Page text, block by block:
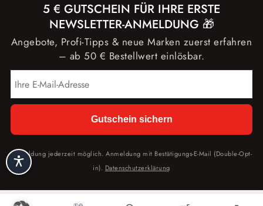
5 € GUTSCHEIN FÜR IHRE ERSTE
NEWSLETTER-ANMELDUNG 🎁
Angebote, Profi-Tipps & neue Marken zuerst erfahren
– ab 50 € Bestellwert einlösbar.
Gutschein sichern
Abmeldung jederzeit möglich. Anmeldung mit Bestätigungs-E-Mail (Double-Opt-
in). Datenschutzerklärung